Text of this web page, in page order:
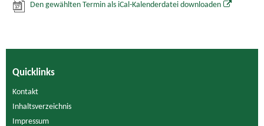
Den gewählten Termin als iCal-Kalenderdatei downloaden
Quicklinks
Kontakt
Inhaltsverzeichnis
Impressum